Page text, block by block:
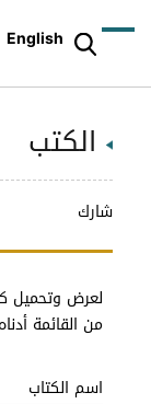
English
الكتب
شارك
لعرض وتحميل
من القائمة أدناه
اسم الكتاب